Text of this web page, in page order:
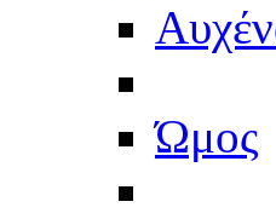
Ώμος